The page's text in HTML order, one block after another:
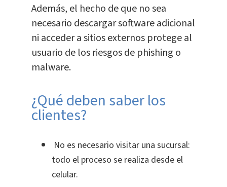
Además, el hecho de que no sea
necesario descargar software adicional
ni acceder a sitios externos protege al
usuario de los riesgos de phishing o
malware.
¿Qué deben saber los
clientes?
No es necesario visitar una sucursal:
todo el proceso se realiza desde el
celular.